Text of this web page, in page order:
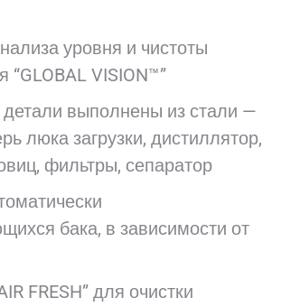
уровня и чистоты
“GLOBAL VISION™”
выполнены из стали —
люка загрузки, дистиллятор,
фильтры, сепаратор
бака, в зависимости от
FRESH” для очистки